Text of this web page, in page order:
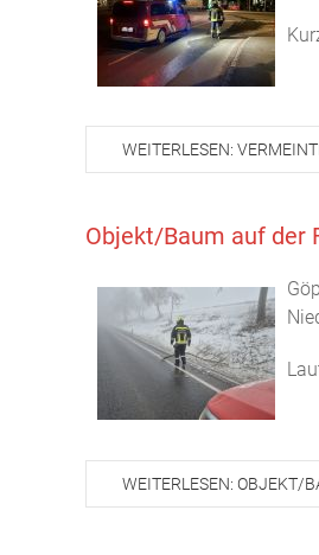
WEITERLESEN:
Objekt/Baum auf der
WEITERLESEN: OBJEKT/